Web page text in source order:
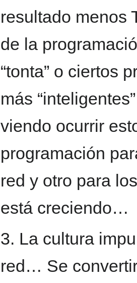
resultado menos
de la
“tonta” o ciertos
más
viendo ocurrir
programación
red y otro para
está creciendo…
3. La cultura
red… Se